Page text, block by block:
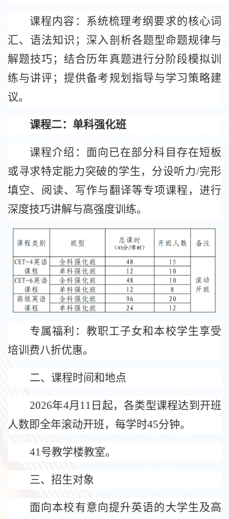
课程内容：系统梳理考纲要求的核心词
汇、语法知识；深入剖析各题型命题规律与
解题技巧；结合历年真题进行分阶段模拟训
练与讲评；提供备考规划指导与学习策略建
议。
课程二：单科强化班
课程介绍：面向已在部分科目存在短板
或寻求特定能力突破的学生，分设听力/完形
填空、阅读、写作与翻译等专项课程，进行
深度技巧讲解与高强度训练。
专属福利：教职工子女和本校学生享受
培训费八折优惠。
二、课程时间和地点
2026年4月 11 日起，各类型课程达到开班
人数即全年滚动开班，每学时45分钟。
41号教学楼教室。
三、招生对象
面向本校有意向提升英语的大学生及高